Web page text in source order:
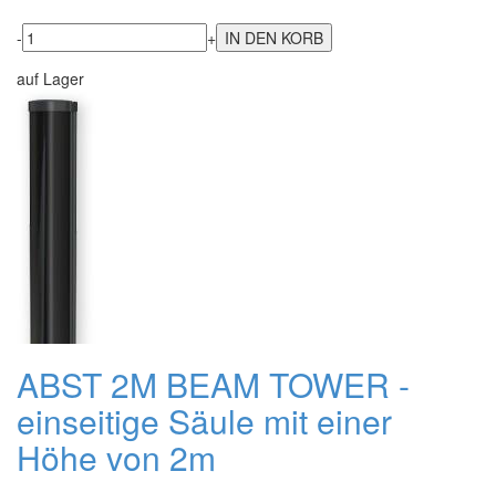
-
+
auf Lager
ABST 2M BEAM TOWER -
einseitige Säule mit einer
Höhe von 2m